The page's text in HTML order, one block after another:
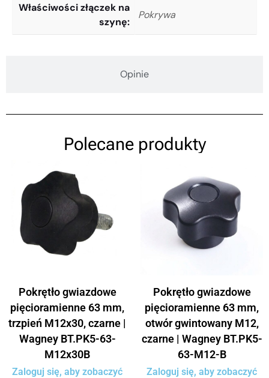
Opinie
Właściwości złączek na
szynę
Pokrywa
Polecane produkty
Pokrętło gwiazdowe
pięcioramienne 63 mm,
trzpień M12x30, czarne |
Wagney BT.PK5-63-
M12x30B
Zaloguj się, aby zobaczyć
Pokrętło gwiazdowe
pięcioramienne 63 mm,
otwór gwintowany M12,
czarne | Wagney BT.PK5-
63-M12-B
Zaloguj się, aby zobaczyć